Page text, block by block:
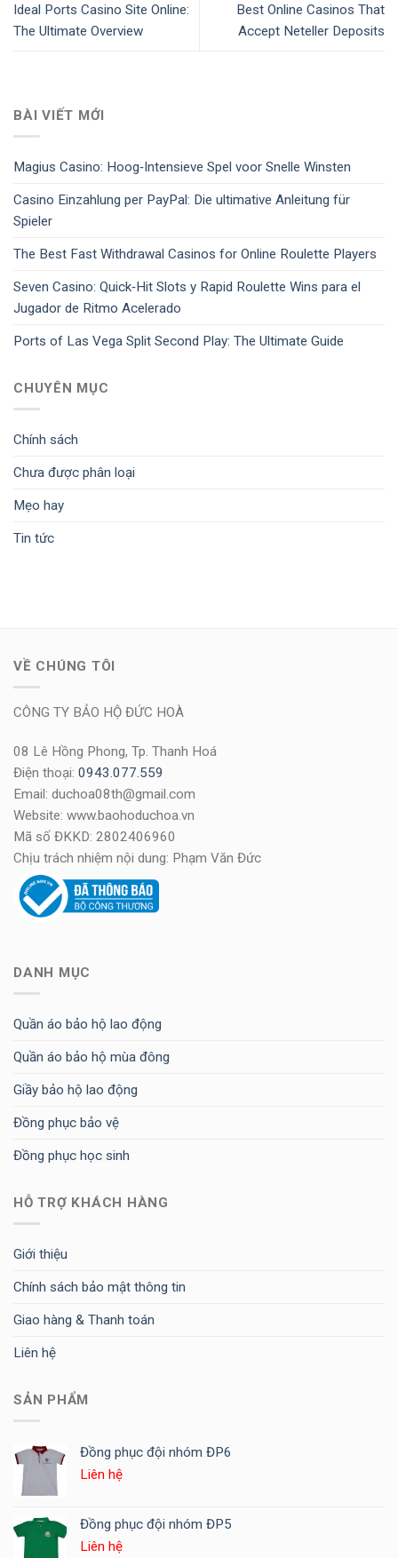
Ideal Ports Casino Site Online:
The Ultimate Overview
Best Online Casinos That
Accept Neteller Deposits
BÀI VIẾT MỚI
Magius Casino: Hoog‑Intensieve Spel voor Snelle Winsten
Casino Einzahlung per PayPal: Die ultimative Anleitung für
Spieler
The Best Fast Withdrawal Casinos for Online Roulette Players
Seven Casino: Quick‑Hit Slots y Rapid Roulette Wins para el
Jugador de Ritmo Acelerado
Ports of Las Vega Split Second Play: The Ultimate Guide
CHUYÊN MỤC
Chính sách
Chưa được phân loại
Mẹo hay
Tin tức
VỀ CHÚNG TÔI
CÔNG TY BẢO HỘ ĐỨC HOÀ
08 Lê Hồng Phong, Tp. Thanh Hoá
Điện thoại: 0943.077.559
Email: duchoa08th@gmail.com
Website: www.baohoduchoa.vn
Mã số ĐKKD: 2802406960
Chịu trách nhiệm nội dung: Phạm Văn Đức
DANH MỤC
Quần áo bảo hộ lao động
Quần áo bảo hộ mùa đông
Giầy bảo hộ lao động
Đồng phục bảo vệ
Đồng phục học sinh
HỖ TRỢ KHÁCH HÀNG
Giới thiệu
Chính sách bảo mật thông tin
Giao hàng & Thanh toán
Liên hệ
SẢN PHẨM
Đồng phục đội nhóm ĐP6
Liên hệ
Đồng phục đội nhóm ĐP5
Liên hệ